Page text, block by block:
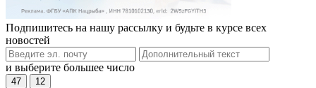
Подпишитесь на нашу рассылку и будьте в курсе всех
новостей
и выберите большее число
47 12